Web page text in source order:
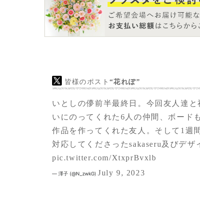
という思いだったのと、また郷本直也さ
したので、そのお祝いの意味も込めて
た。
皆様のポスト“花れぽ”
いとしの儚前半最終日。今回友人達
いにのってくれた6人の仲間、ボード
作品を作ってくれた友人。そして1週
対応してくださったsakaseru及びデ
pic.twitter.com/XtxprBvxlb
— 澤子 (@N_zwkG) July 9, 2023